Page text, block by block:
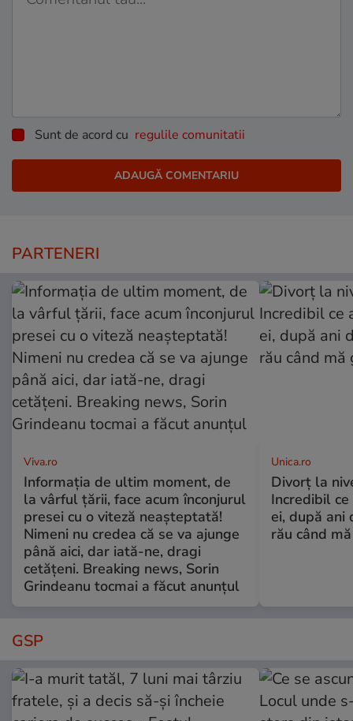
Sunt de acord cu regulile comunitatii
PARTENERI
Viva.ro
Informația de ultim moment, de
la vârful țării, face acum înconjurul
presei cu o viteză neașteptată!
Nimeni nu credea că se va ajunge
până aici, dar iată-ne, dragi
cetățeni. Breaking news, Sorin
Grindeanu tocmai a făcut anunțul
Unica.ro
Divorț la
Incredibil
ei, după ani
rău când
GSP